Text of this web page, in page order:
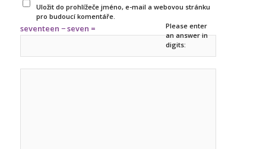
Uložit do prohlížeče jméno, e-mail a webovou stránku
pro budoucí komentáře.
Please enter
an answer in
digits:
seventeen − seven =